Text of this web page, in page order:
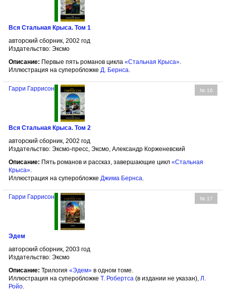
Вся Стальная Крыса. Том 1
авторский сборник, 2002 год
Издательство: Эксмо
Описание: Первые пять романов цикла «Стальная Крыса».
Иллюстрация на суперобложке Д. Бернса.
№ 16
Гарри Гаррисон
Вся Стальная Крыса. Том 2
авторский сборник, 2002 год
Издательство: Эксмо-пресс, Эксмо, Александр Корженевский
Описание: Пять романов и рассказ, завершающие цикл «Стальная
Крыса»
Иллюстрация на суперобложке Джима Бернса
№ 17
Гарри Гаррисон
Эдем
авторский сборник, 2003 год
Издательство: Эксмо
Описание: Трилогия «Эдем» в одном томе.
Иллюстрация на суперобложке Т. Робертса (в издании не указан), Л.
Ройо.